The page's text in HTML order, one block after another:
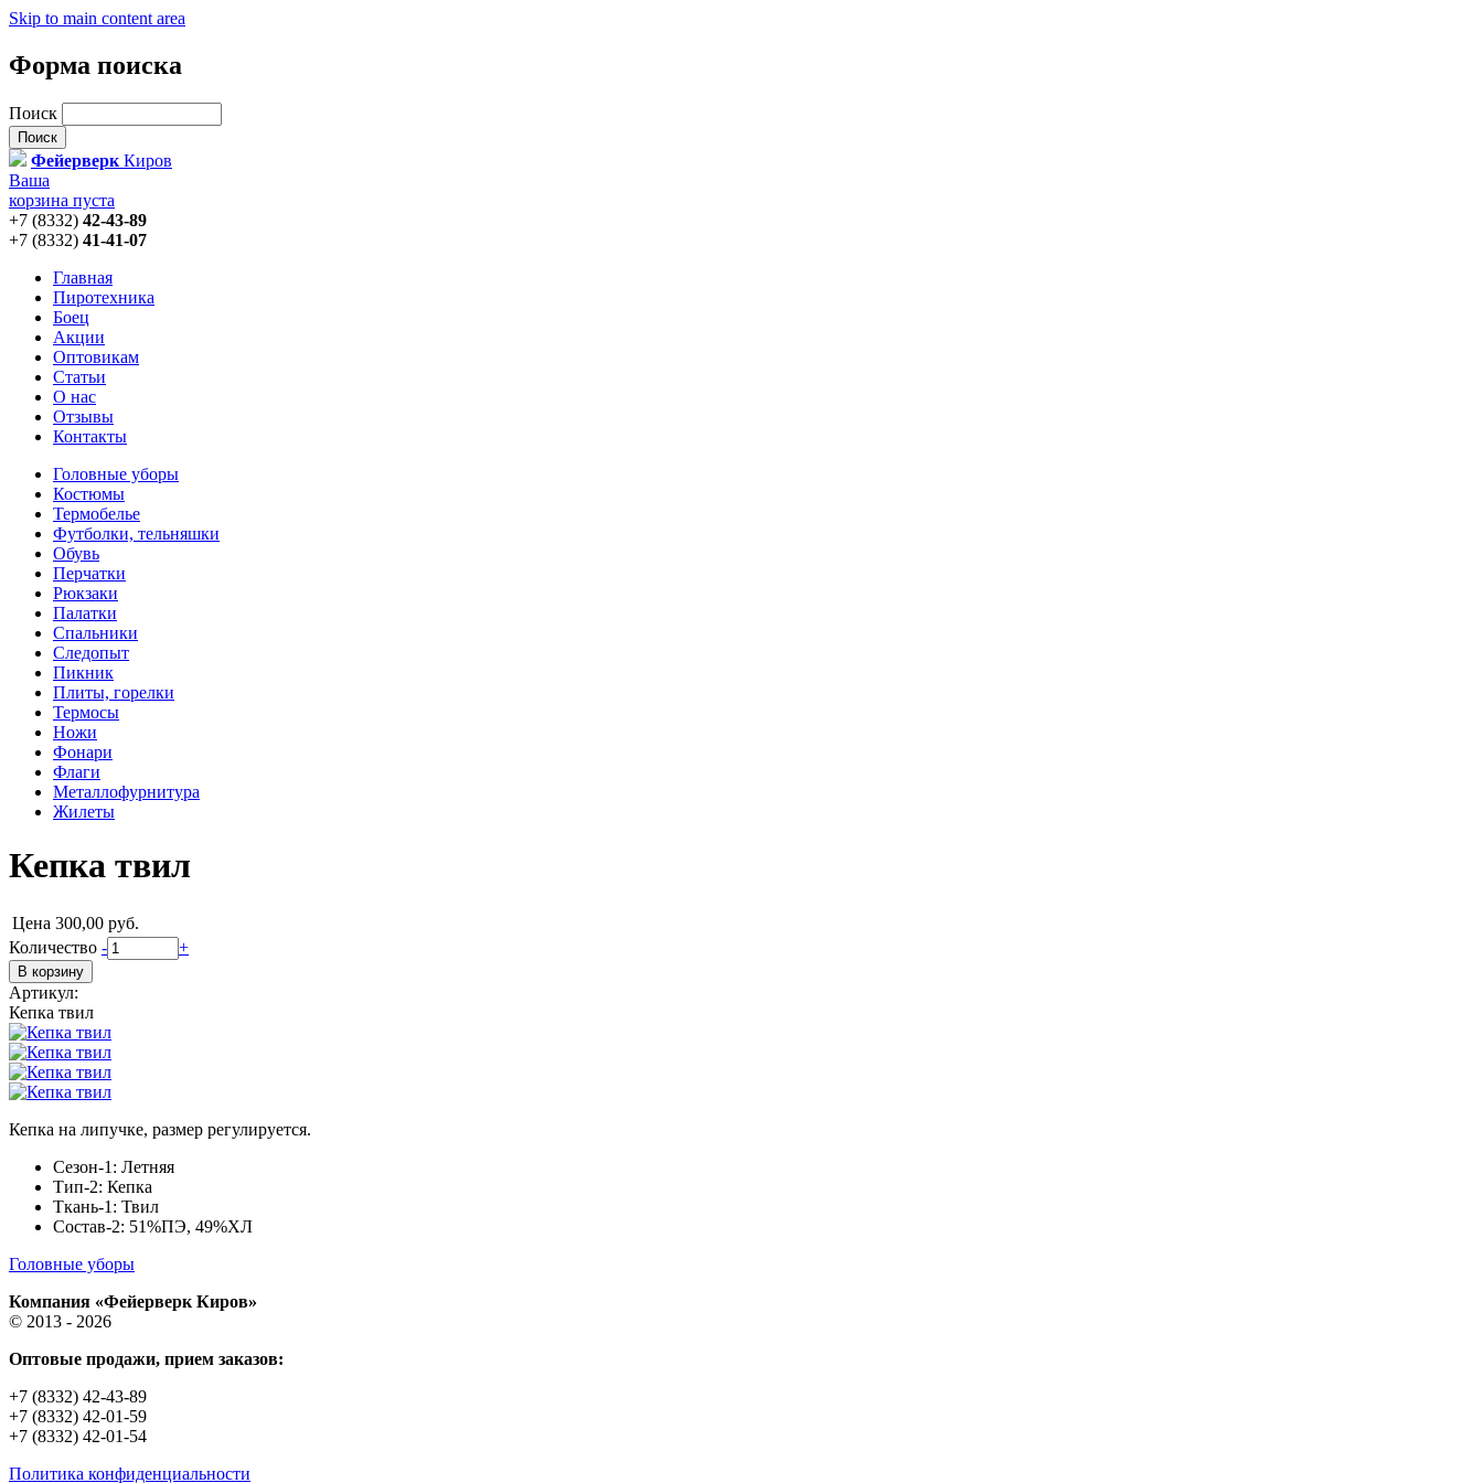
Skip to main content area
Форма поиска
Поиск
Фейерверк Киров
Ваша
корзина пуста
+7 (8332) 42-43-89
+7 (8332) 41-41-07
Главная
Пиротехника
Боец
Акции
Оптовикам
Статьи
О нас
Отзывы
Контакты
Головные уборы
Костюмы
Термобелье
Футболки, тельняшки
Обувь
Перчатки
Рюкзаки
Палатки
Спальники
Следопыт
Пикник
Плиты, горелки
Термосы
Ножи
Фонари
Флаги
Металлофурнитура
Жилеты
Кепка твил
Цена 300,00 руб.
Количество - +
Артикул:
Кепка твил
Кепка на липучке, размер регулируется.
Сезон-1: Летняя
Тип-2: Кепка
Ткань-1: Твил
Состав-2: 51%ПЭ, 49%ХЛ
Головные уборы
Компания «Фейерверк Киров»
© 2013 - 2026
Оптовые продажи, прием заказов:
+7 (8332) 42-43-89
+7 (8332) 42-01-59
+7 (8332) 42-01-54
Политика конфиденциальности